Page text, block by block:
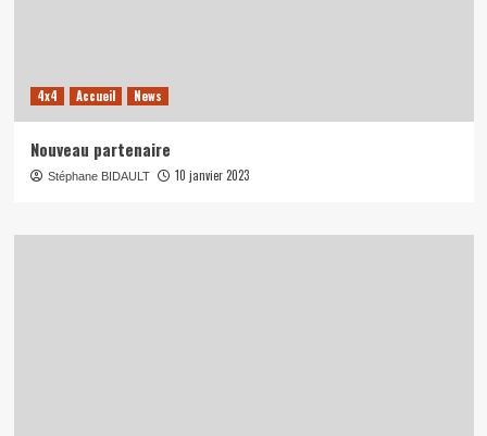
4x4 Accueil News
Nouveau partenaire
Stéphane BIDAULT 10 janvier 2023